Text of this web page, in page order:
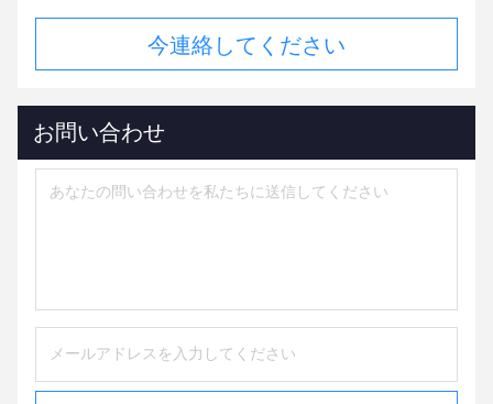
今連絡してください
お問い合わせ